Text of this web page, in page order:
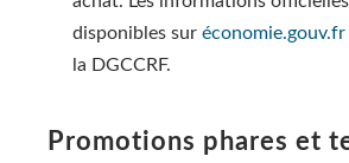
disponibles sur économie.gouv.fr
la DGCCRF.
Promotions phares et